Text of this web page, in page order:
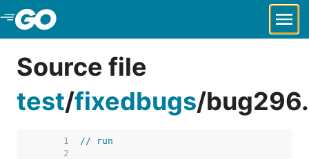
Skip to Main Content
Source file
test/fixedbugs/
     1
// run
     2